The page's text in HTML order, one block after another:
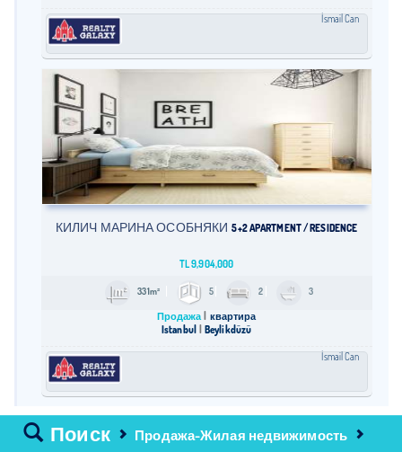
İsmail Can
КИЛИЧ МАРИНА ОСОБНЯКИ 5+2 APARTMENT / RESIDENCE
TL9,904,000
331m² 5 2 3
Продажа
квартира
Istanbul
Beylikdüzü
İsmail Can
Поиск Продажа-Жилая недвижимость